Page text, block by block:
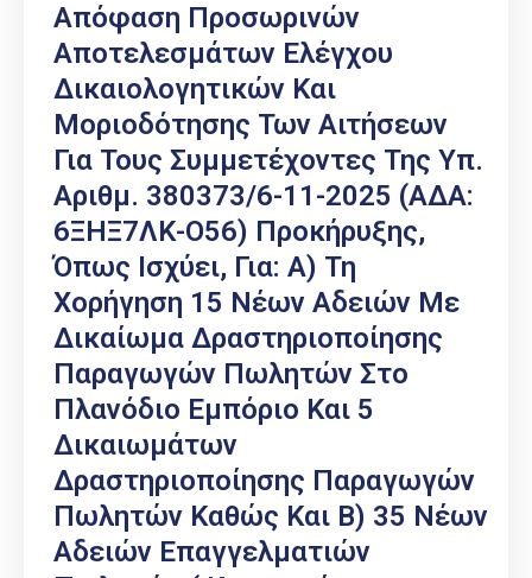
Απόφαση Προσωρινών
Αποτελεσμάτων Ελέγχου
Δικαιολογητικών Και
Μοριοδότησης Των Αιτήσεων
Για Τους Συμμετέχοντες Της Υπ.
Αριθμ. 380373/6-11-2025 (ΑΔΑ:
6ΞΗΞ7ΛΚ-Ο56) Προκήρυξης,
Όπως Ισχύει, Για: Α) Τη
Χορήγηση 15 Νέων Αδειών Με
Δικαίωμα Δραστηριοποίησης
Παραγωγών Πωλητών Στο
Πλανόδιο Εμπόριο Και 5
Δικαιωμάτων
Δραστηριοποίησης Παραγωγών
Πωλητών Καθώς Και Β) 35 Νέων
Αδειών Επαγγελματιών